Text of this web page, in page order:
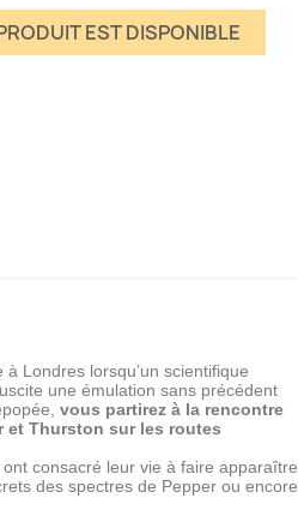
EST DISPONIBLE
Londres lorsqu’un scientifique
une émulation sans précédent
vous partirez à la rencontre
et Thurston sur les routes
consacré leur vie à faire apparaître
des spectres de Pepper ou encore